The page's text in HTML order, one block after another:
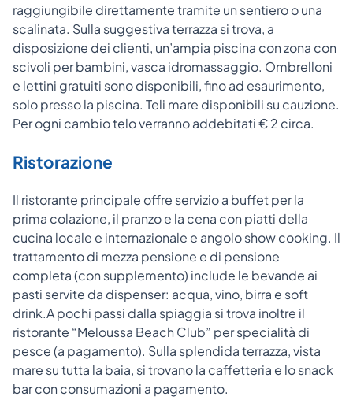
raggiungibile direttamente tramite un sentiero o una
scalinata. Sulla suggestiva terrazza si trova, a
disposizione dei clienti, un’ampia piscina con zona con
scivoli per bambini, vasca idromassaggio. Ombrelloni
e lettini gratuiti sono disponibili, fino ad esaurimento,
solo presso la piscina. Teli mare disponibili su cauzione.
Per ogni cambio telo verranno addebitati € 2 circa.
Ristorazione
Il ristorante principale offre servizio a buffet per la
prima colazione, il pranzo e la cena con piatti della
cucina locale e internazionale e angolo show cooking. Il
trattamento di mezza pensione e di pensione
completa (con supplemento) include le bevande ai
pasti servite da dispenser: acqua, vino, birra e soft
drink.A pochi passi dalla spiaggia si trova inoltre il
ristorante “Meloussa Beach Club” per specialità di
pesce (a pagamento). Sulla splendida terrazza, vista
mare su tutta la baia, si trovano la caffetteria e lo snack
bar con consumazioni a pagamento.